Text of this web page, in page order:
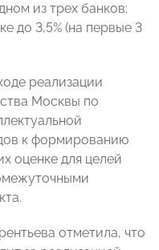
из трех банков:
до 3,5% (на первые 3
реализации
Москвы по
к формированию
оценке для целей
отметила, что